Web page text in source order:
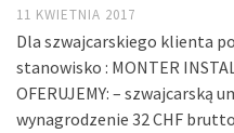
11 KWIETNIA 2017
Dla szwajcarskiego klienta
stanowisko : MONTER
OFERUJEMY: – szwajcarską
wynagrodzenie 32 CHF